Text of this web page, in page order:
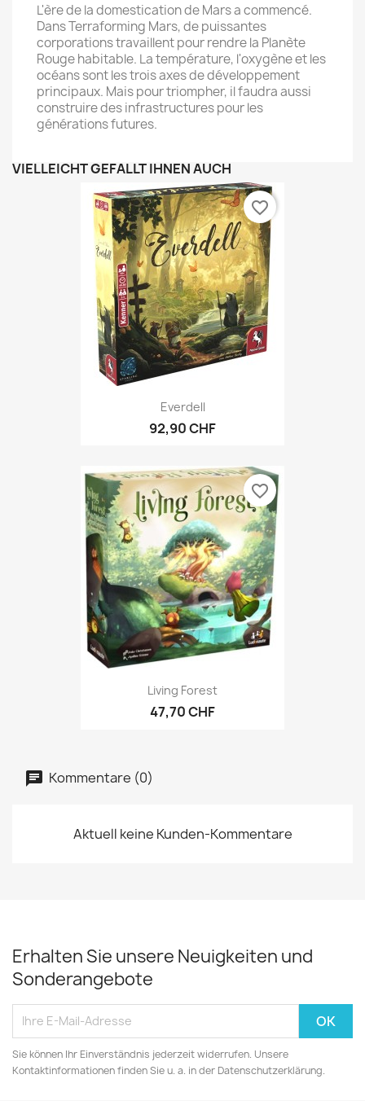
L'ère de la domestication de Mars a commencé.
Dans Terraforming Mars, de puissantes
corporations travaillent pour rendre la Planète
Rouge habitable. La température, l'oxygène et les
océans sont les trois axes de développement
principaux. Mais pour triompher, il faudra aussi
construire des infrastructures pour les
générations futures.
VIELLEICHT GEFÄLLT IHNEN AUCH
Everdell
92,90 CHF
favorite_border
Living Forest
47,70 CHF
favorite_border
Kommentare (0)
Aktuell keine Kunden-Kommentare
Erhalten Sie unsere Neuigkeiten und
Sonderangebote
Sie können Ihr Einverständnis jederzeit widerrufen. Unsere
Kontaktinformationen finden Sie u. a. in der Datenschutzerklärung.